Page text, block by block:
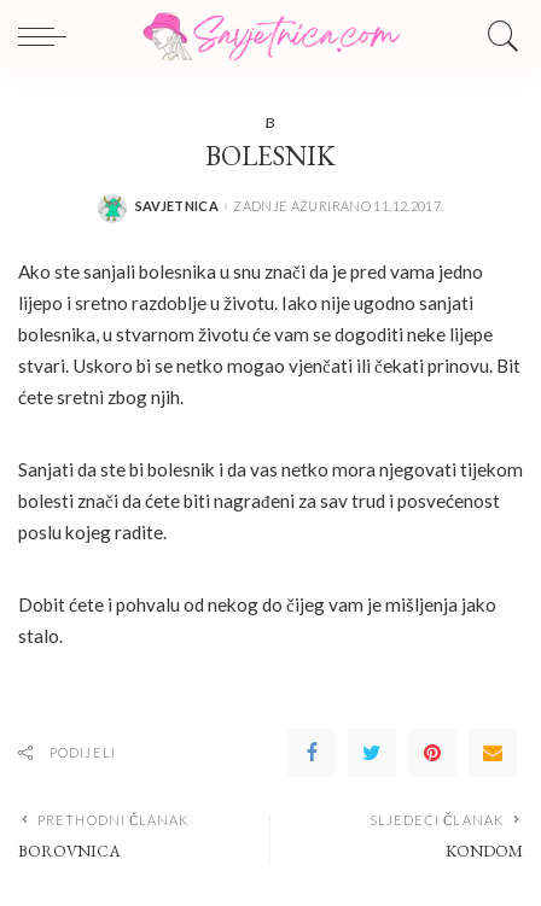
B
BOLESNIK
POSTED
SAVJETNICA ZADNJE AŽURIRANO 11.12.2017.
Ako ste sanjali bolesnika u snu znači da je pred vama jedno
lijepo i sretno razdoblje u životu. Iako nije ugodno sanjati
bolesnika, u stvarnom životu će vam se dogoditi neke lijepe
stvari. Uskoro bi se netko mogao vjenčati ili čekati prinovu. Bit
ćete sretni zbog njih.
Sanjati da ste bi bolesnik i da vas netko mora njegovati tijekom
bolesti znači da ćete biti nagrađeni za sav trud i posvećenost
poslu kojeg radite.
Dobit ćete i pohvalu od nekog do čijeg vam je mišljenja jako
stalo.
PODIJELI
PRETHODNI ČLANAK
BOROVNICA
SLJEDEĆI ČLANAK
KONDOM